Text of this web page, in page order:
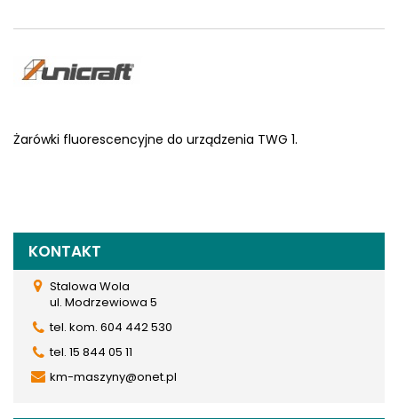
Żarówki fluorescencyjne do urządzenia TWG 1.
KONTAKT
Stalowa Wola
ul. Modrzewiowa 5
tel. kom. 604 442 530
tel. 15 844 05 11
km-maszyny@onet.pl